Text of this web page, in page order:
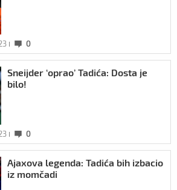
0
Sneijder ‘oprao’ Tadića: Dosta je
bilo!
0
Ajaxova legenda: Tadića bih izbacio
iz momčadi